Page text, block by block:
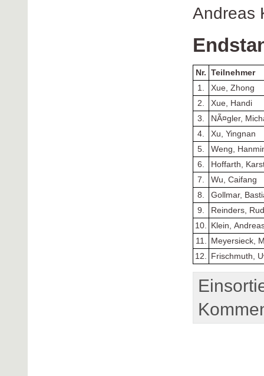
Andreas
Nr. Teilnehmer
1.
Xue, Zhong
2.
Xue, Handi
3.
NÃ¤gler,
4.
Xu, Yingnan
5.
Weng,
6.
Hoffarth,
7.
Wu, Caifang
8.
Gollmar,
9.
Reinders,
10.
Klein,
11.
Meyersieck,
12.
Frischmuth,